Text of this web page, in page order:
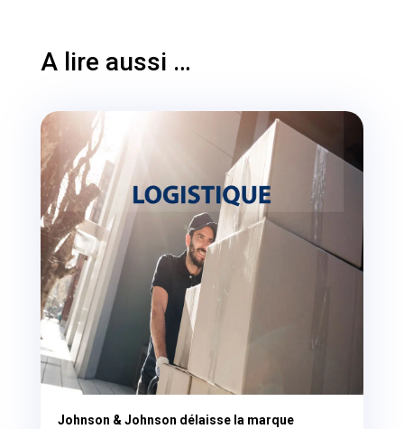
A lire aussi …
Johnson & Johnson délaisse la marque